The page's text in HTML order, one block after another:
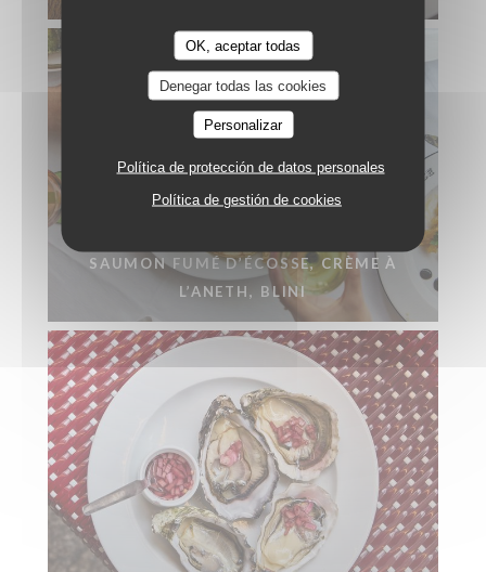
OK, aceptar todas
Denegar todas las cookies
Personalizar
Política de protección de datos personales
Política de gestión de cookies
SAUMON FUMÉ D’ÉCOSSE, CRÈME À
L’ANETH, BLINI